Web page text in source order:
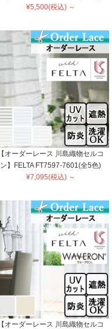
¥5,500(税込) ～
【オーダーレース 川島織物セルコ
ン】FELTA FT7597-7601(全5色)
¥7,095(税込) ～
【オーダーレース 川島織物セルコ